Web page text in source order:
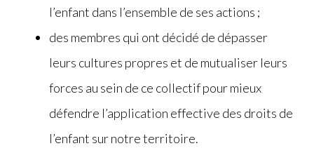
l’enfant dans l’ensemble de ses actions ;
des membres qui ont décidé de dépasser
leurs cultures propres et de mutualiser leurs
forces au sein de ce collectif pour mieux
défendre l’application effective des droits de
l’enfant sur notre territoire.